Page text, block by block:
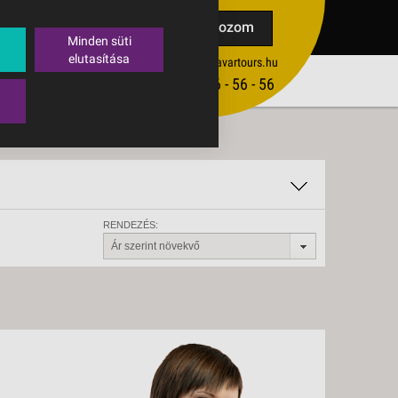
Feliratkozom
ertekesites@budavartours.hu
(+36­ 1) 3 - 56 - 56 - 56
TIPPEK
RENDEZÉS:
Ár szerint növekvő
Minden süti
elutasítása